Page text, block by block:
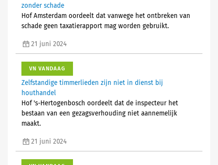
zonder schade
Hof Amsterdam oordeelt dat vanwege het ontbreken van
schade geen taxatierapport mag worden gebruikt.
21 juni 2024
VN VANDAAG
Zelfstandige timmerlieden zijn niet in dienst bij
houthandel
Hof 's-Hertogenbosch oordeelt dat de inspecteur het
bestaan van een gezagsverhouding niet aannemelijk
maakt.
21 juni 2024